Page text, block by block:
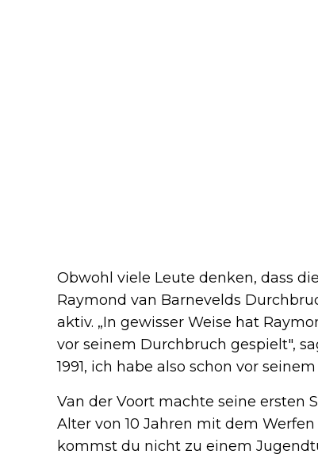
Obwohl viele Leute denken, dass
Raymond van Barnevelds
aktiv. „In gewisser Weise hat
vor seinem Durchbruch gespielt",
1991, ich habe also schon vor
Van der Voort machte seine ersten
Alter von 10 Jahren mit dem
kommst du nicht zu einem